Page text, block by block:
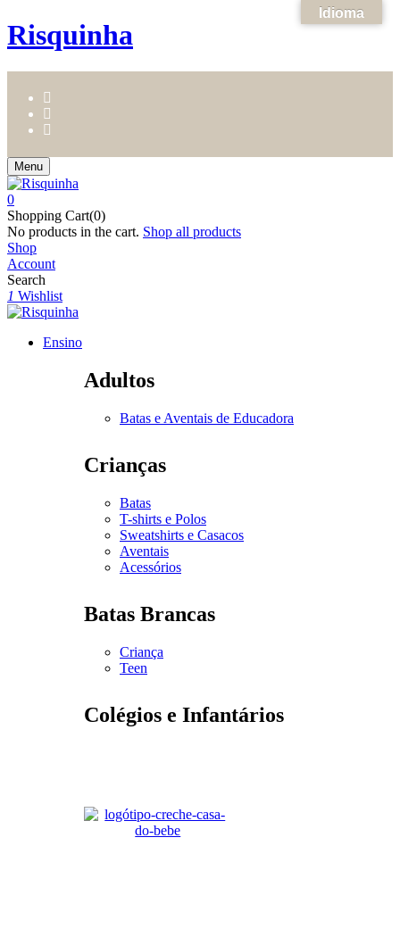
Risquinha
Menu
0
Shopping Cart(0)
No products in the cart. Shop all products
Shop
Account
Search
1 Wishlist
Ensino
Adultos
Batas e Aventais de Educadora
Crianças
Batas
T-shirts e Polos
Sweatshirts e Casacos
Aventais
Acessórios
Batas Brancas
Criança
Teen
Colégios e Infantários
Idioma